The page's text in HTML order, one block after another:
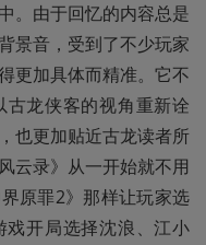
。由于回忆的内容总是
景音，受到了不少玩家
更加具体而精准。它不
龙侠客的视角重新诠
也更加贴近古龙读者所
云录》从一开始就不用
原罪2》那样让玩家选
戏开局选择沈浪、江小